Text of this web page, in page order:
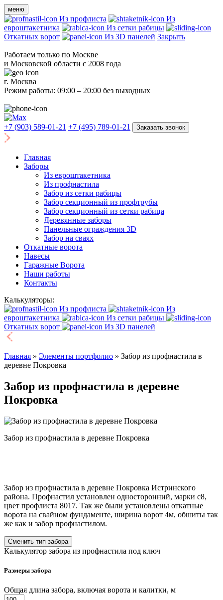
меню
Из профлиста
Из
евроштакетника
Из сетки рабицы
Откатных ворот
Из 3D панелей Закрыть
Работаем только по Москве
и Московской области с 2008 года
г. Москва
Режим работы: 09:00 – 20:00 без выходных
+7 (903) 589-01-21 +7 (495) 789-01-21 Заказать звонок
Главная
Заборы
Из евроштакетника
Из профнастила
Забор из сетки рабицы
Забор секционный из профтрубы
Забор секционный из сетки рабица
Деревянные заборы
Панельные ограждения 3D
Забор на сваях
Откатные ворота
Навесы
Гаражные Ворота
Наши работы
Контакты
Калькуляторы:
Из профлиста
Из
евроштакетника
Из сетки рабицы
Откатных ворот
Из 3D панелей
Главная » Элементы портфолио » Забор из профнастила в
деревне Покровка
Забор из профнастила в деревне
Покровка
Забор из профнастила в деревне Покровка
Забор из профнастила в деревне Покровка Истринского
района. Профнастил установлен односторонний, марки с8,
цвет профлиста 8017. Так же были установлены откатные
ворота на свайном фундаменте, ширина ворот 4м, обшиты так
же как и забор профнастилом.
Сменить тип забора
Калькулятор забора из профнастила под ключ
Размеры забора
Общая длина забора, включая ворота и калитки, м